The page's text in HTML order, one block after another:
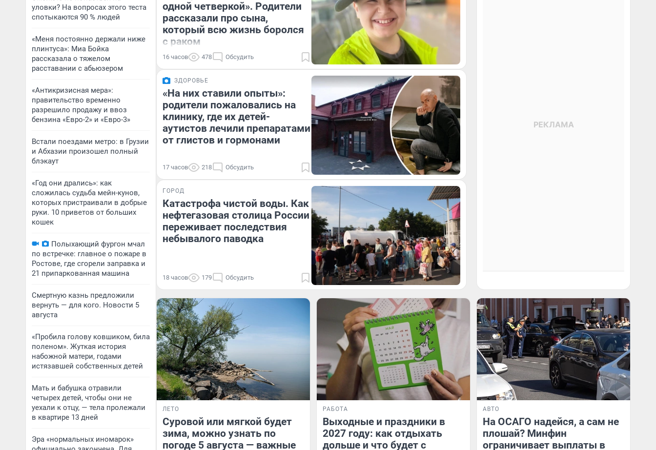
уловки? На вопросах этого теста
спотыкаются 90 % людей
«Меня постоянно держали ниже
плинтуса»: Миа Бойка
рассказала о тяжелом
расставании с абьюзером
«Антикризисная мера»:
правительство временно
разрешило продажу и ввоз
бензина «Евро-2» и «Евро-3»
Встали поездами метро: в Грузии
и Абхазии произошел полный
блэкаут
«Год они дрались»: как
сложилась судьба мейн-кунов,
которых пристраивали в добрые
руки. 10 приветов от больших
кошек
Полыхающий фургон мчал
по встречке: главное о пожаре в
Ростове, где сгорели заправка и
21 припаркованная машина
Смертную казнь предложили
вернуть — для кого. Новости 5
августа
«Пробила голову ковшиком, била
поленом». Жуткая история
набожной матери, годами
истязавшей собственных детей
Мать и бабушка отравили
четырех детей, чтобы они не
уехали к отцу, — тела пролежали
в квартире 13 дней
Эра «нормальных иномарок»
одной четверкой». Родители
рассказали про сына,
который всю жизнь боролся
с раком
16 часов 478 Обсудить
ЗДОРОВЬЕ
«На них ставили опыты»:
родители пожаловались на
клинику, где их детей-
аутистов лечили препаратами
от глистов и гормонами
17 часов 218 Обсудить
ГОРОД
Катастрофа чистой воды. Как
нефтегазовая столица России
переживает последствия
небывалого паводка
18 часов 179 Обсудить
ЛЕТО
Суровой или мягкой будет
зима, можно узнать по
погоде 5 августа — важные
РАБОТА
Выходные и праздники в
2027 году: как отдыхать
дольше и что будет с
АВТО
На ОСАГО надейся, а сам не
плошай? Минфин
ограничивает выплаты в